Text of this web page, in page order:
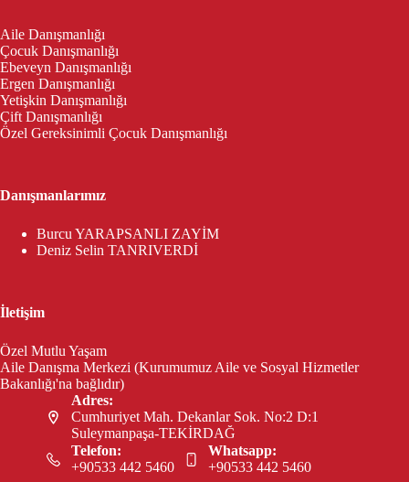
Aile Danışmanlığı
Çocuk Danışmanlığı
Ebeveyn Danışmanlığı
Ergen Danışmanlığı
Yetişkin Danışmanlığı
Çift Danışmanlığı
Özel Gereksinimli Çocuk Danışmanlığı
Danışmanlarımız
Burcu YARAPSANLI ZAYİM
Deniz Selin TANRIVERDİ
İletişim
Özel Mutlu Yaşam
Aile Danışma Merkezi (Kurumumuz Aile ve Sosyal Hizmetler
Bakanlığı'na bağlıdır)
Adres:
Cumhuriyet Mah. Dekanlar Sok. No:2 D:1
Suleymanpaşa-TEKİRDAĞ
Telefon:
+90533 442 5460
Whatsapp:
+90533 442 5460